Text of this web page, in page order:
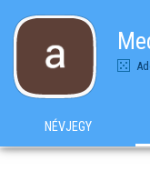
NÉVJEGY